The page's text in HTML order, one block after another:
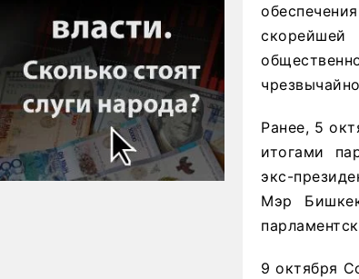
Ранее, 5
итогами
экс-
Мэр
9 октября